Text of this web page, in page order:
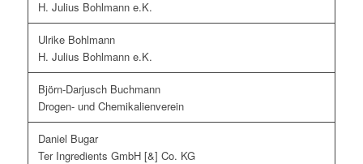
H. Julius Bohlmann e.K.
Ulrike Bohlmann
H. Julius Bohlmann e.K.
Björn-Darjusch Buchmann
Drogen- und Chemikalienverein
Daniel Bugar
Ter Ingredients GmbH [&] Co. KG